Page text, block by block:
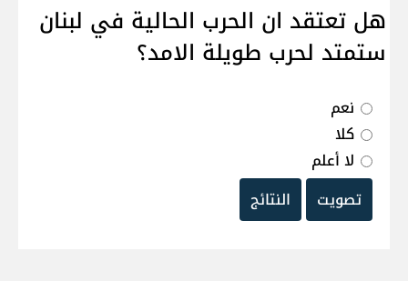
هل تعتقد ان الحرب الحالية في لبنان
ستمتد لحرب طويلة الامد؟
نعم
كلا
لا أعلم
تصويت
النتائج